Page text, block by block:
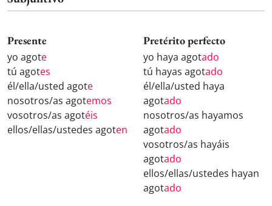
Presente
yo agote
tú agotes
él/ella/usted agote
nosotros/as agotemos
vosotros/as agotéis
ellos/ellas/ustedes agoten
Pretérito perfecto
yo haya agotado
tú hayas agotado
él/ella/usted haya
agotado
nosotros/as hayamos
agotado
vosotros/as hayáis
agotado
ellos/ellas/ustedes hayan
agotado